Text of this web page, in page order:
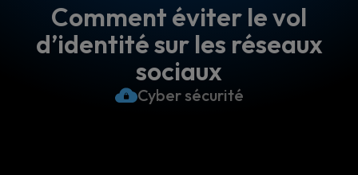
Comment éviter le vol
d’identité sur les réseaux
sociaux
Cyber sécurité